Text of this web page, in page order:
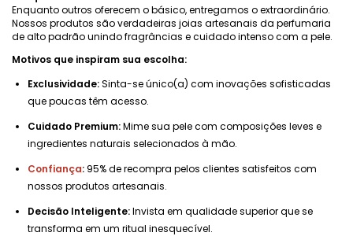
Enquanto outros oferecem o básico, entregamos o extraordinário.
Nossos produtos são verdadeiras joias artesanais da perfumaria
de alto padrão unindo fragrâncias e cuidado intenso com a pele.
Motivos que inspiram sua escolha:
Exclusividade:Sinta-se único(a) com inovações sofisticadas
que poucas têm acesso.
Cuidado Premium:Mime sua pele com composições leves e
ingredientes naturais selecionados à mão.
Confiança: 95% de recompra pelos clientes satisfeitos com
nossos produtos artesanais.
Decisão Inteligente:Invista em qualidade superior que se
transforma em um ritual inesquecível.